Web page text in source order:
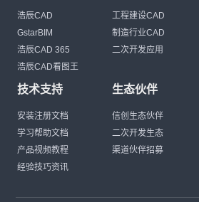
浩辰CAD
GstarBIM
浩辰CAD 365
浩辰CAD看图王
工程建设CAD
制造行业CAD
二次开发应用
技术支持
安装注册文档
学习帮助文档
产品视频教程
经验技巧资讯
生态伙伴
信创生态伙伴
二次开发生态
渠道伙伴招募